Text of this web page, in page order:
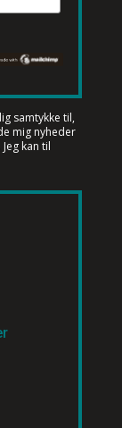
samtykke til,
mig nyheder
kan til